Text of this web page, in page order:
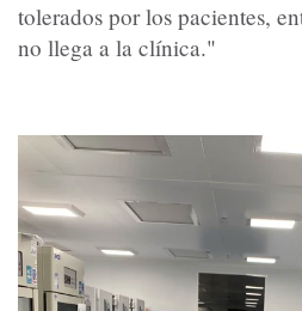
tolerados por los pacientes,
no llega a la clínica."